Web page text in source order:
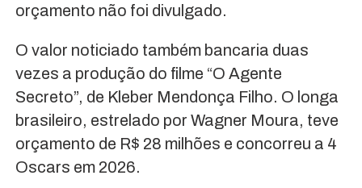
orçamento não foi divulgado.
O valor noticiado também bancaria duas
vezes a produção do filme “O Agente
Secreto”, de Kleber Mendonça Filho. O longa
brasileiro, estrelado por Wagner Moura, teve
orçamento de R$ 28 milhões e concorreu a 4
Oscars em 2026.